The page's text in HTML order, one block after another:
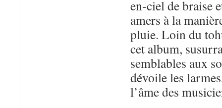
en-ciel de braise
amers à la
pluie. Loin du
cet album,
semblables aux
dévoile les
l’âme des